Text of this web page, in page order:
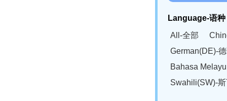
Language-语种
All-全部
German(DE)-
Bahasa
Swahili(SW)-